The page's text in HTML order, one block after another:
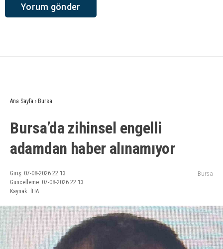
Ana Sayfa › Bursa
Bursa’da zihinsel engelli
adamdan haber alınamıyor
Giriş: 07-08-2026 22:13
Güncelleme: 07-08-2026 22:13
Kaynak: İHA
Bursa